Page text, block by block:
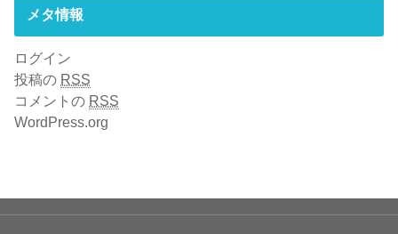
メタ情報
ログイン
投稿の RSS
コメントの RSS
WordPress.org